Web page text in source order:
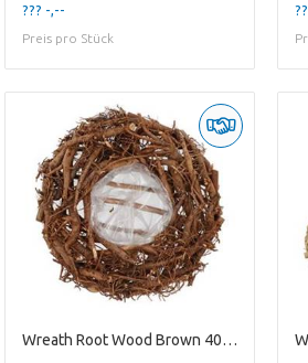
??? -,--
Preis pro Stück
Wreath Root Wood Brown 40cm Nm